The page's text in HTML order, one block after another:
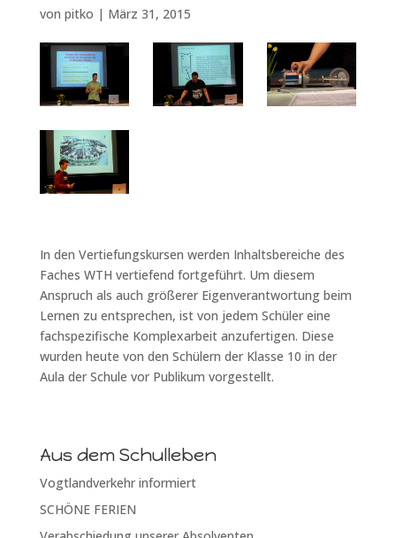
von pitko | März 31, 2015
In den Vertiefungskursen werden Inhaltsbereiche des
Faches WTH vertiefend fortgeführt. Um diesem
Anspruch als auch größerer Eigenverantwortung beim
Lernen zu entsprechen, ist von jedem Schüler eine
fachspezifische Komplexarbeit anzufertigen. Diese
wurden heute von den Schülern der Klasse 10 in der
Aula der Schule vor Publikum vorgestellt.
Aus dem Schulleben
Vogtlandverkehr informiert
SCHÖNE FERIEN